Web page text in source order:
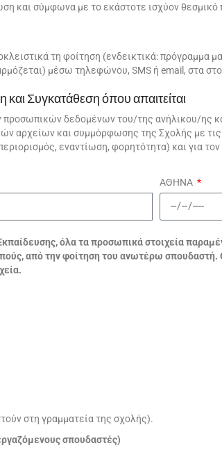
και σύμφωνα με το εκάστοτε ισχύον θεσμικό
τη φοίτηση (ενδεικτικά: πρόγραμμα
μέσω τηλεφώνου, SMS ή email, στα
Συγκατάθεση όπου απαιτείται
δεδομένων του/της ανήλικου/ης
αρχείων και συμμόρφωσης της Σχολής με
εναντίωση, φορητότητα) και για
ΑΘΗΝΑ
όλα τα προσωπικά στοιχεία
από την φοίτηση του ανωτέρω
στη γραμματεία της σχολής).
σπουδαστές)